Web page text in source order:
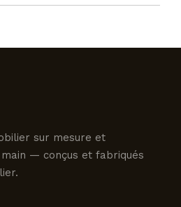
sur mesure et
— conçus et fabriqués